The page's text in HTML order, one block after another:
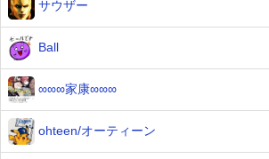
サウザー
Ball
∞∞∞家康∞∞∞
ohteen/オーティーン